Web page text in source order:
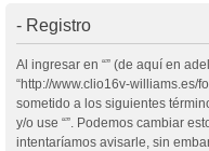
- Registro
Al ingresar en “” (de aquí en
“http://www.clio16v-williams.es/
sometido a los siguientes
y/o use “”. Podemos cambiar
intentaríamos avisarle, sin